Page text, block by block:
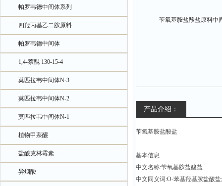
帕罗韦德中间体系列
四羟丙基乙二胺原料
帕罗韦德中间体
1,4-萘醌 130-15-4
莫匹拉韦中间体N-3
莫匹拉韦中间体N-2
莫匹拉韦中间体N-1
植物甲萘醌
盐酸克林霉素
异烟酸
产品介绍：
苄氧基胺盐酸盐
基本信息
中文名称:苄氧基胺盐酸盐
中文同义词:O-苯基羟基胺盐酸